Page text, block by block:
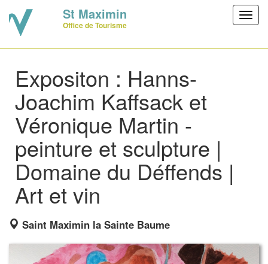
St Maximin
Office de Tourisme
Expositon : Hanns-
Joachim Kaffsack et
Véronique Martin -
peinture et sculpture |
Domaine du Déffends |
Art et vin
Saint Maximin la Sainte Baume